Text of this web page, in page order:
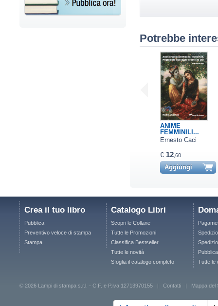
Potrebbe
ANIME
FEMMINILI...
Ernesto Caci
€ 12,60
Aggiungi
Crea il tuo libro
Pubblica
Preventivo veloce di stampa
Stampa
Catalogo Libri
Scopri le Collane
Tutte le Promozioni
Classifica Bestseller
Tutte le novità
Sfoglia il catalogo completo
Tutte le
© 2026 Lampi di stampa s.r.l. - C.F. e P.iva 12713970155 | Contatti Mappa del